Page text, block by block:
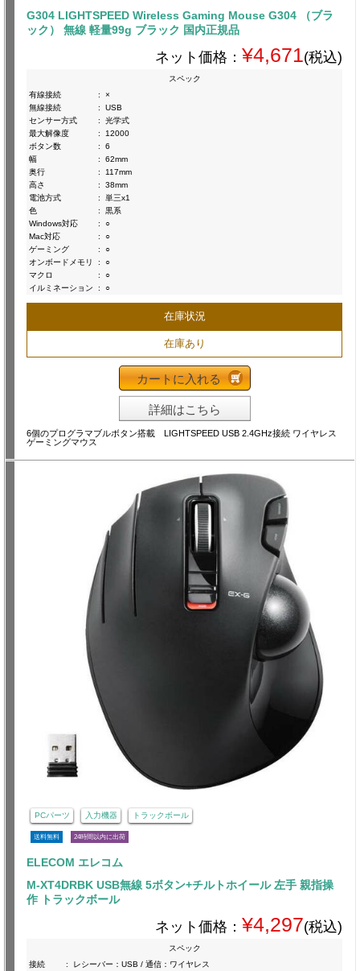
G304 LIGHTSPEED Wireless Gaming Mouse G304 （ブラ
ック） 無線 軽量99g ブラック 国内正規品
ネット価格： ¥4,671 (税込)
スペック
有線接続
:
×
無線接続
:
USB
センサー方式
:
光学式
最大解像度
:
12000
ボタン数
:
6
幅
:
62mm
奥行
:
117mm
高さ
:
38mm
電池方式
:
単三x1
色
:
黒系
Windows対応
:
○
Mac対応
:
○
ゲーミング
:
○
オンボードメモリ
:
○
マクロ
:
○
イルミネーション
: ○
在庫状況
在庫あり
カートに入れる
詳細はこちら
6個のプログラマブルボタン搭載 LIGHTSPEED USB 2.4GHz接続 ワイヤレス
ゲーミングマウス
PCパーツ 入力機器 トラックボール
送料無料 24時間以内に出荷
ELECOM エレコム
M-XT4DRBK USB無線 5ボタン+チルトホイール 左手 親指操
作 トラックボール
ネット価格： ¥4,297(税込)
スペック
接続
:
レシーバー：USB / 通信：ワイヤレス